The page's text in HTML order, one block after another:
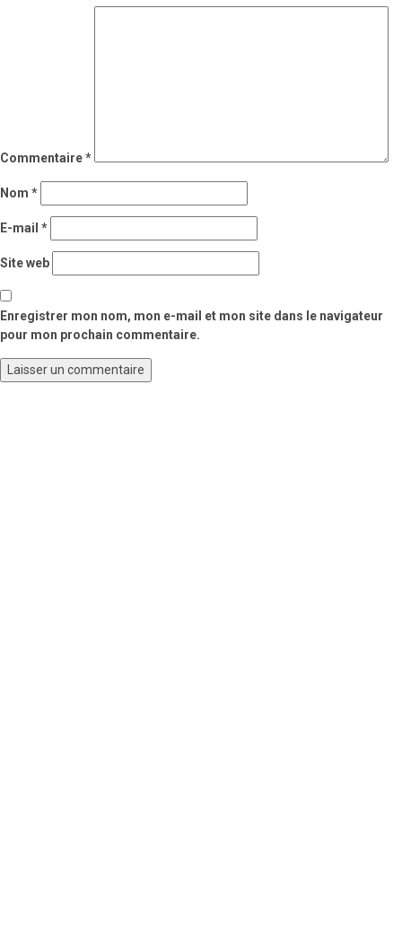
Commentaire*
Nom *
E-mail *
Site web
Enregistrer mon nom, mon e-mail et mon site dans le navigateur
pour mon prochain commentaire.